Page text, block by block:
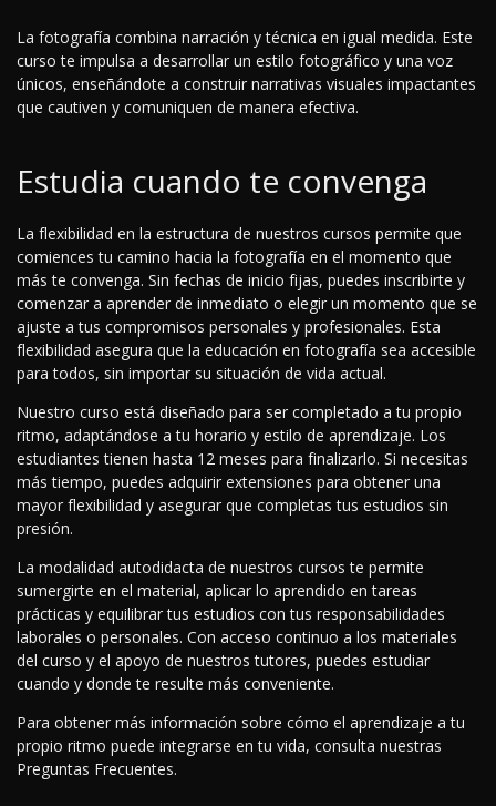
La fotografía combina narración y técnica en igual medida. Este
curso te impulsa a desarrollar un estilo fotográfico y una voz
únicos, enseñándote a construir narrativas visuales impactantes
que cautiven y comuniquen de manera efectiva.
Estudia cuando te convenga
La flexibilidad en la estructura de nuestros cursos permite que
comiences tu camino hacia la fotografía en el momento que
más te convenga. Sin fechas de inicio fijas, puedes inscribirte y
comenzar a aprender de inmediato o elegir un momento que se
ajuste a tus compromisos personales y profesionales. Esta
flexibilidad asegura que la educación en fotografía sea accesible
para todos, sin importar su situación de vida actual.
Nuestro curso está diseñado para ser completado a tu propio
ritmo, adaptándose a tu horario y estilo de aprendizaje. Los
estudiantes tienen hasta 12 meses para finalizarlo. Si necesitas
más tiempo, puedes adquirir extensiones para obtener una
mayor flexibilidad y asegurar que completas tus estudios sin
presión.
La modalidad autodidacta de nuestros cursos te permite
sumergirte en el material, aplicar lo aprendido en tareas
prácticas y equilibrar tus estudios con tus responsabilidades
laborales o personales. Con acceso continuo a los materiales
del curso y el apoyo de nuestros tutores, puedes estudiar
cuando y donde te resulte más conveniente.
Para obtener más información sobre cómo el aprendizaje a tu
propio ritmo puede integrarse en tu vida, consulta nuestras
Preguntas Frecuentes.